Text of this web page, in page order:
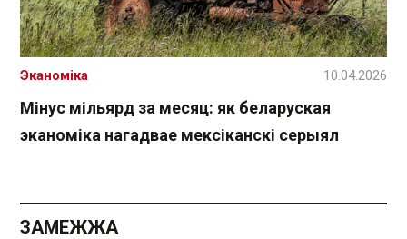
Мінус мільярд за месяц: як беларуская
эканоміка нагадвае мексіканскі серыял
Эканоміка 10.04.2026
ЗАМЕЖЖА